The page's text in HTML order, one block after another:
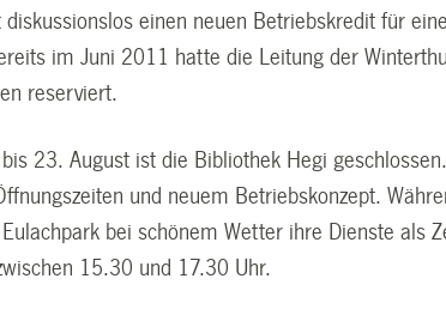
diskussionslos einen neuen Betriebskredit für
im Juni 2011 hatte die Leitung der
reserviert.
23. August ist die Bibliothek Hegi
und neuem Betriebskonzept.
bei schönem Wetter ihre Dienste als
15.30 und 17.30 Uhr.